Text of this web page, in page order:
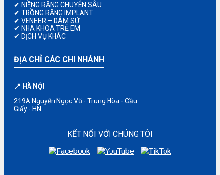
✔ NIỀNG RĂNG CHUYÊN SÂU
✔ TRỒNG RĂNG IMPLANT
✔ VENEER – DÁM SỨ
✔ NHA KHOA TRẺ EM
✔ DỊCH VỤ KHÁC
ĐỊA CHỈ CÁC CHI NHÁNH
📍 HÀ NỘI
219A Nguyễn Ngọc Vũ - Trung Hòa - Cầu
Giấy - HN
KẾT NỐI VỚI CHÚNG TÔI